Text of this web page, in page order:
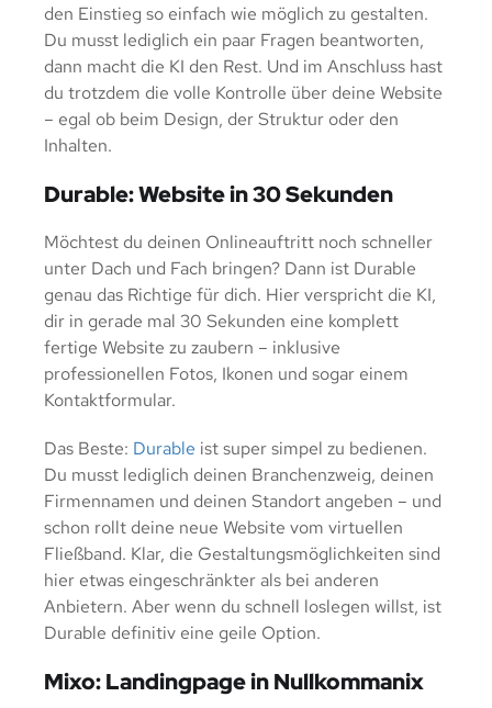
den Einstieg so einfach wie möglich zu gestalten.
Du musst lediglich ein paar Fragen beantworten,
dann macht die KI den Rest. Und im Anschluss hast
du trotzdem die volle Kontrolle über deine Website
– egal ob beim Design, der Struktur oder den
Inhalten.
Durable: Website in 30 Sekunden
Möchtest du deinen Onlineauftritt noch schneller
unter Dach und Fach bringen? Dann ist Durable
genau das Richtige für dich. Hier verspricht die KI,
dir in gerade mal 30 Sekunden eine komplett
fertige Website zu zaubern – inklusive
professionellen Fotos, Ikonen und sogar einem
Kontaktformular.
Das Beste: Durable ist super simpel zu bedienen.
Du musst lediglich deinen Branchenzweig, deinen
Firmennamen und deinen Standort angeben – und
schon rollt deine neue Website vom virtuellen
Fließband. Klar, die Gestaltungsmöglichkeiten sind
hier etwas eingeschränkter als bei anderen
Anbietern. Aber wenn du schnell loslegen willst, ist
Durable definitiv eine geile Option.
Mixo: Landingpage in Nullkommanix